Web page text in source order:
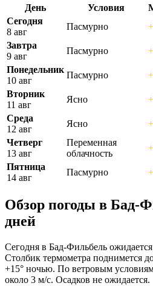
День Условия
Сегодня
8 авг
Пасмурно
Завтра
9 авг
Пасмурно
Понедельник
10 авг
Пасмурно
Вторник
11 авг
Ясно
Среда
12 авг
Ясно
Четверг
13 авг
Переменная
облачность
Пятница
14 авг
Пасмурно
Обзор погоды в Бад-
дней
Сегодня в Бад-Фильбель
Столбик термометра поднимется
+15° ночью. По ветровым
около 3 м/с. Осадков не ожидается.